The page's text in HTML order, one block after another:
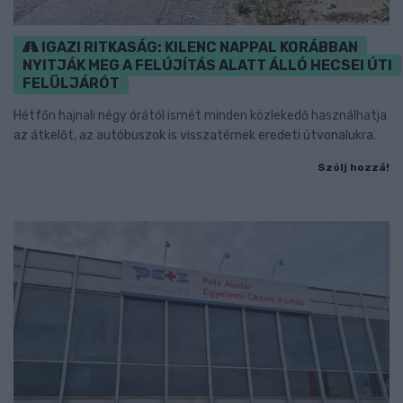
IGAZI RITKASÁG: KILENC NAPPAL KORÁBBAN
NYITJÁK MEG A FELÚJÍTÁS ALATT ÁLLÓ HECSEI ÚTI
FELÜLJÁRÓT
Hétfőn hajnali négy órától ismét minden közlekedő használhatja
az átkelőt, az autóbuszok is visszatérnek eredeti útvonalukra.
Szólj hozzá!